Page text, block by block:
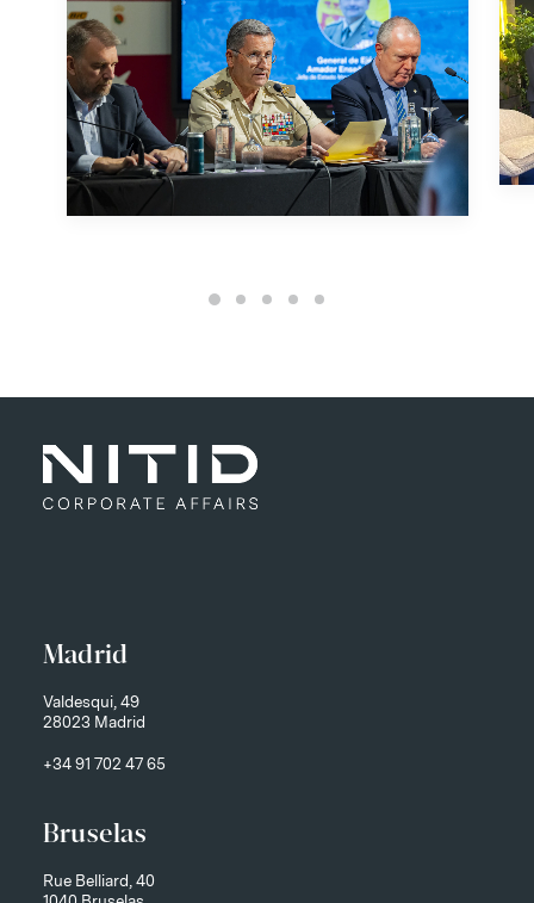
Madrid
Valdesqui, 49
28023 Madrid
+34 91 702 47 65
Bruselas
Rue Belliard, 40